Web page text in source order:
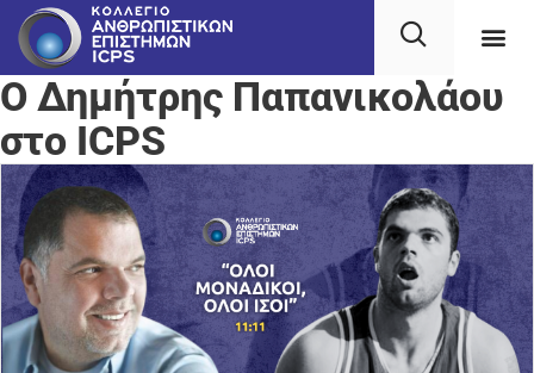
Ο Δημήτρης Παπανικολάου
στο ICPS